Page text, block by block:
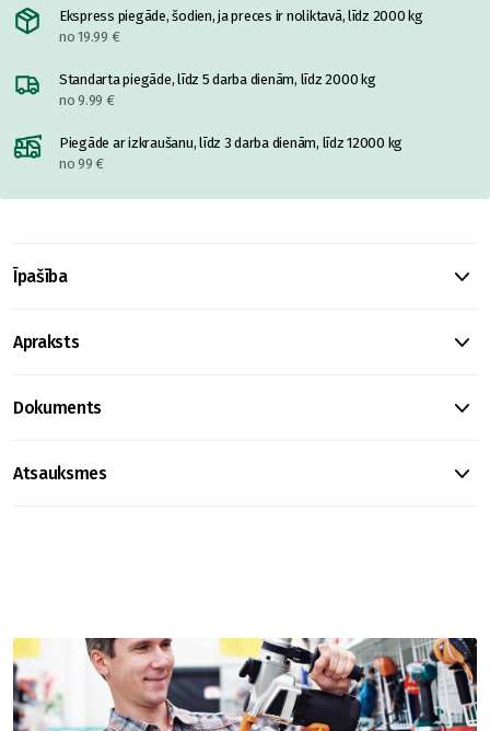
Ekspress piegāde, šodien, ja preces ir noliktavā, līdz 2000 kg
no 19.99 €
Standarta piegāde, līdz 5 darba dienām, līdz 2000 kg
no 9.99 €
Piegāde ar izkraušanu, līdz 3 darba dienām, līdz 12000 kg
no 99 €
Īpašība
Apraksts
Dokuments
Atsauksmes